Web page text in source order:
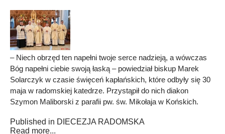
– Niech obrzęd ten napełni twoje serce nadzieją, a wówczas
Bóg napełni ciebie swoją łaską – powiedział biskup Marek
Solarczyk w czasie święceń kapłańskich, które odbyły się 30
maja w radomskiej katedrze. Przystąpił do nich diakon
Szymon Maliborski z parafii pw. św. Mikołaja w Końskich.
Published in DIECEZJA RADOMSKA
Read more...